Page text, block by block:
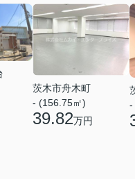
茨木市舟木町
- (156.75㎡)
39.82万円
-